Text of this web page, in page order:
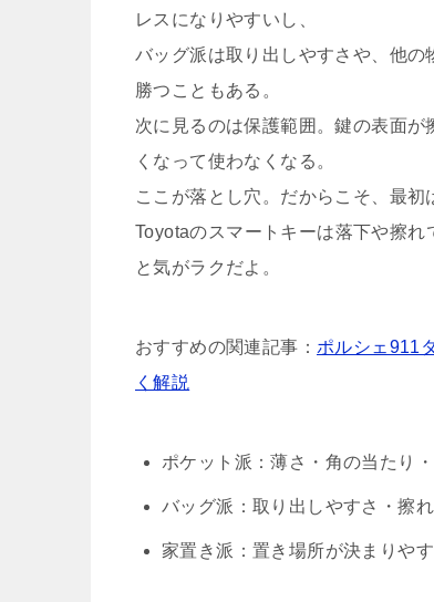
レスになりやすいし、
バッグ派は取り出しやすさや、他の
勝つこともある。
次に見るのは保護範囲。鍵の表面
くなって使わなくなる。
ここが落とし穴。だからこそ、最初
Toyotaのスマートキーは落下や擦れ
と気がラクだよ。
おすすめの関連記事： ポルシェ911
く解説
ポケット派：薄さ・角の当たり
バッグ派：取り出しやすさ・擦
家置き派：置き場所が決まりや